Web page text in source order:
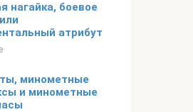
нагайка, боевое
атрибут
минометные
и минометные